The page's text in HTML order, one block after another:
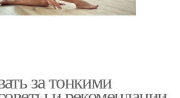
за тонкими